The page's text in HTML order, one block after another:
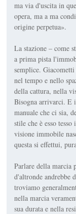
ma via d'uscita in
opera, ma a ma
origine perpetua».
La stazione – come
a prima pista
semplice.
nel tempo e nello
della cattura, nella
Bisogna arrivarci.
manuale che ci sia,
stile che è esso
visione immobile
questa si effettui,
Parlare della marcia
d'altronde andrebbe
troviamo
nella marcia
sua durata e nella